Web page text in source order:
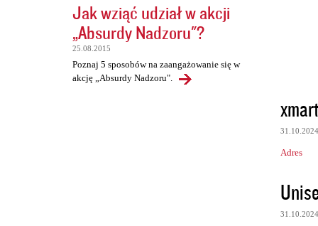
Jak wziąć udział w akcji
„Absurdy Nadzoru"?
25.08.2015
Poznaj 5 sposobów na zaangażowanie się w
akcję „Absurdy Nadzoru".
31.10.2024
Adres
31.10.2024